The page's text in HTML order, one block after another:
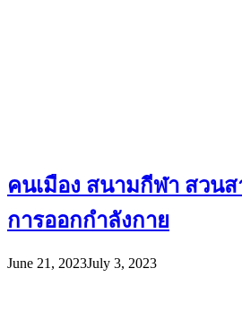
คนเมือง สนามกีฬา สวน
การออกกำลังกาย
June 21, 2023July 3, 2023